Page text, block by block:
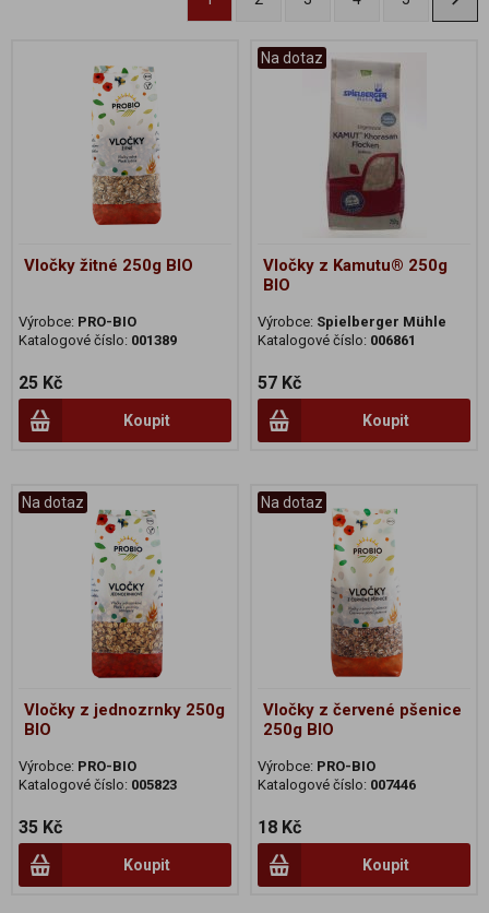
Vločky žitné 250g BIO
Výrobce: PRO-BIO
Katalogové číslo: 001389
25 Kč
Koupit
Na dotaz
Vločky z Kamutu® 250g
BIO
Výrobce: Spielberger Mühle
Katalogové číslo: 006861
57 Kč
Koupit
Na dotaz
Vločky z jednozrnky 250g
BIO
Výrobce: PRO-BIO
Katalogové číslo: 005823
35 Kč
Koupit
Na dotaz
Vločky z červené pšenice
250g BIO
Výrobce: PRO-BIO
Katalogové číslo: 007446
18 Kč
Koupit